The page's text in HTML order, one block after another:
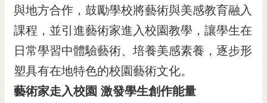
市政資訊
市民互動
黃
偉
哲
與地方合作，鼓勵學校將藝術與美感教育融入
課程，並引進藝術家進入校園教學，讓學生在
日常學習中體驗藝術、培養美感素養，逐步形
塑具有在地特色的校園藝術文化。
藝術家走入校園 激發學生創作能量